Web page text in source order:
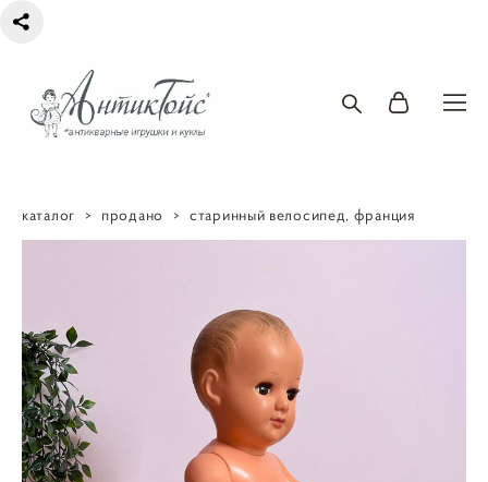
каталог > продано > старинный велосипед, франция